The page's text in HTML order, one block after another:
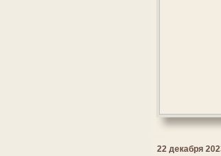
22 декабря